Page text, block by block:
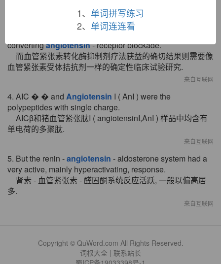
3. Definitive determination of the benefit of
convertingangiotensin- receptor blockade.
而血管紧张素转化酶抑制剂疗法获益的确切结果则需要像
血管紧张素受体拮抗剂一样的确定性临床试验研究.
来自互联网
4. AIC � � and Angiotensin I ( AnI ) were the
polypeptides with single charge.
AICβ和猪血管紧张肽I ( angiotensinI,AnI ) 样品中均含有
单电荷的多聚肽.
来自互联网
5. But the renin -angiotensin - aldosterone system had a
very active, mainly hyperactivating, response.
肾素 - 血管紧张素 - 醛固酮系统反应活跃, 一般以偏高居
多.
来自互联网
Copyright © QuWord.com All Rights Reserved.
词根大全 | 联系站长
1、 单词拼写练习
2、 单词连连看